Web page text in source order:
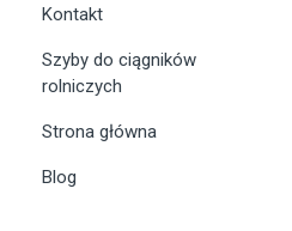
Kontakt
Szyby do ciągników
rolniczych
Strona główna
Blog